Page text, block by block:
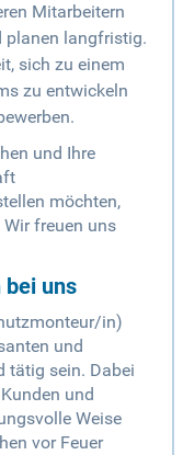
Mitarbeitern
planen langfristig.
sich zu einem
zu entwickeln
und Ihre
möchten,
freuen uns
uns
in)
und
tätig sein. Dabei
und
Weise
vor Feuer